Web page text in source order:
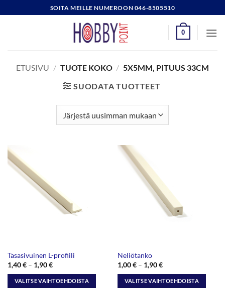
to
SOITA MEILLE NUMEROON 046-8505510
0
ETUSIVU / TUOTE KOKO / 5X5MM, PITUUS 33CM
SUODATA TUOTTEET
Tasasivuinen L-profiili
1,40€ – 1,90€Hintaluokka:
-
1,90 €
VALITSE VAIHTOEHDOISTA
Neliötanko
1,00€ – 1,90€Hintaluokka:
-
1,90 €
VALITSE VAIHTOEHDOISTA